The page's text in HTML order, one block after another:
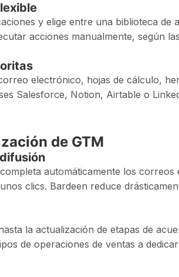
y elige entre una biblioteca de
acciones manualmente, según
electrónico, hojas de cálculo,
Salesforce, Notion, Airtable o
de GTM
automáticamente los
clics. Bardeen reduce
la actualización de etapas de
de operaciones de ventas a